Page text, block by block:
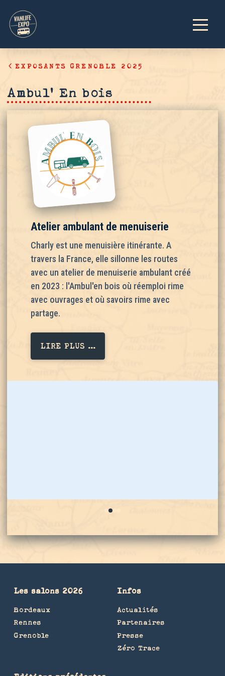
EXPOSANTS GRENOBLE 2025
Ambul’ En bois
Atelier ambulant de menuiserie
Charly est une menuisière itinérante. A
travers la France, elle sillonne les routes
avec un atelier de menuiserie ambulant créé
en 2023 : l'Ambul'en bois où réemploi rime
avec ouvrages et où savoirs rime avec
partage.
LIRE PLUS ...
012
Les salons 2026
Bordeaux
Rennes
Grenoble
Infos
Actualités
Partenaires
Presse
Zéro Trace